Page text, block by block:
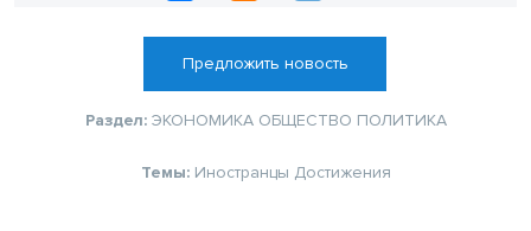
Предложить новость
Раздел: ЭКОНОМИКА ОБЩЕСТВО ПОЛИТИКА
Темы: Иностранцы Достижения